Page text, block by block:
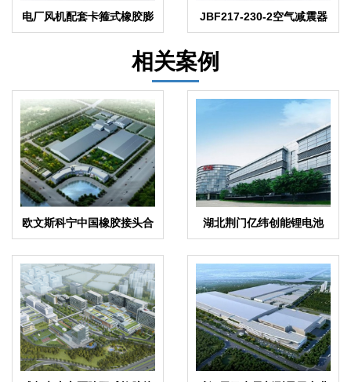
电厂风机配套卡箍式橡胶膨
胀节
JBF217-230-2空气减震器
相关案例
欧文斯科宁中国橡胶接头合
同项目
湖北荆门亿纬创能锂电池
BM弹簧隔振器合同项目